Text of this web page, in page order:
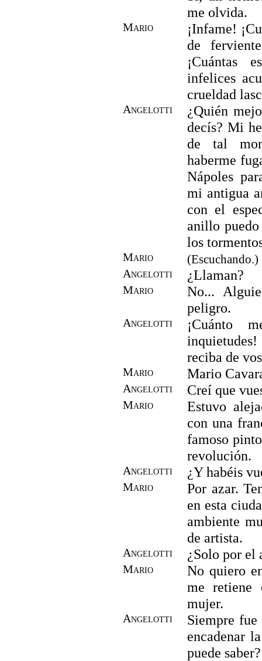
me olvida.
Mario
¡Infame!
de
¡Cuántas
infelices
crueldad
Angelotti
¿Quién
decís? Mi
de tal
haberme
Nápoles
mi antigua
con el
anillo
los
Mario (Escuchando.)
Angelotti ¿Llaman?
Mario
No...
peligro.
Angelotti
¡Cuánto
reciba de
Mario Mario
Angelotti Creí que
Mario
Estuvo
con una
famoso
revolución.
Angelotti ¿Y habéis
Mario
Por azar.
en esta
ambiente
de artista.
Angelotti ¿Solo por el
Mario
No quiero
me retiene
mujer.
Angelotti
Siempre
encadenar
puede saber?